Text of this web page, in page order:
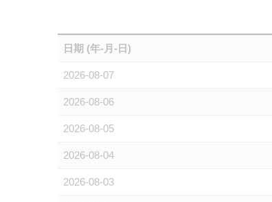
日期 (年-月-日)
2026-08-07
2026-08-06
2026-08-05
2026-08-04
2026-08-03